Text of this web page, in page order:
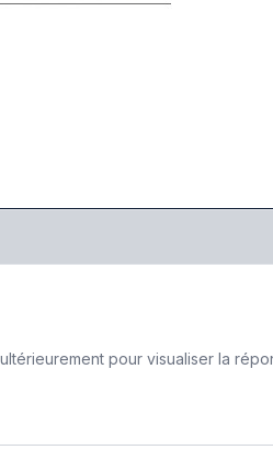
pour visualiser la